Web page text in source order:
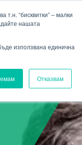
“бисквитки” – малки
нашата
използвана единична
Отказвам
Падащо меню Фирма
Падащо